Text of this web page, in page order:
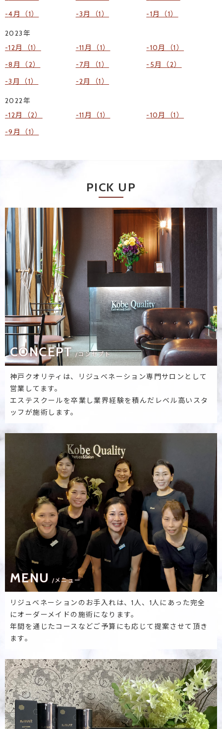
4月（1）
3月（1） 1月（1）
2023年
12月（1）
11月（1）
10月（1）
8月（2）
7月（1）
5月（2）
3月（1）
2月（1）
2022年
12月（2）
11月（1）
10月（1）
9月（1）
PICK UP
CONCEPT /コンセプト
神戸クオリティは、リジュベネーション専門サロンとして
営業してます。
エステスクールを卒業し業界経験を積んだレベル高いスタ
ッフが施術します。
MENU /メニュー
リジュベネーションのお手入れは、1人、1人にあった完全
にオーダーメイドの施術になります。
年間を通じたコースなどご予算にも応じて提案させて頂き
ます。